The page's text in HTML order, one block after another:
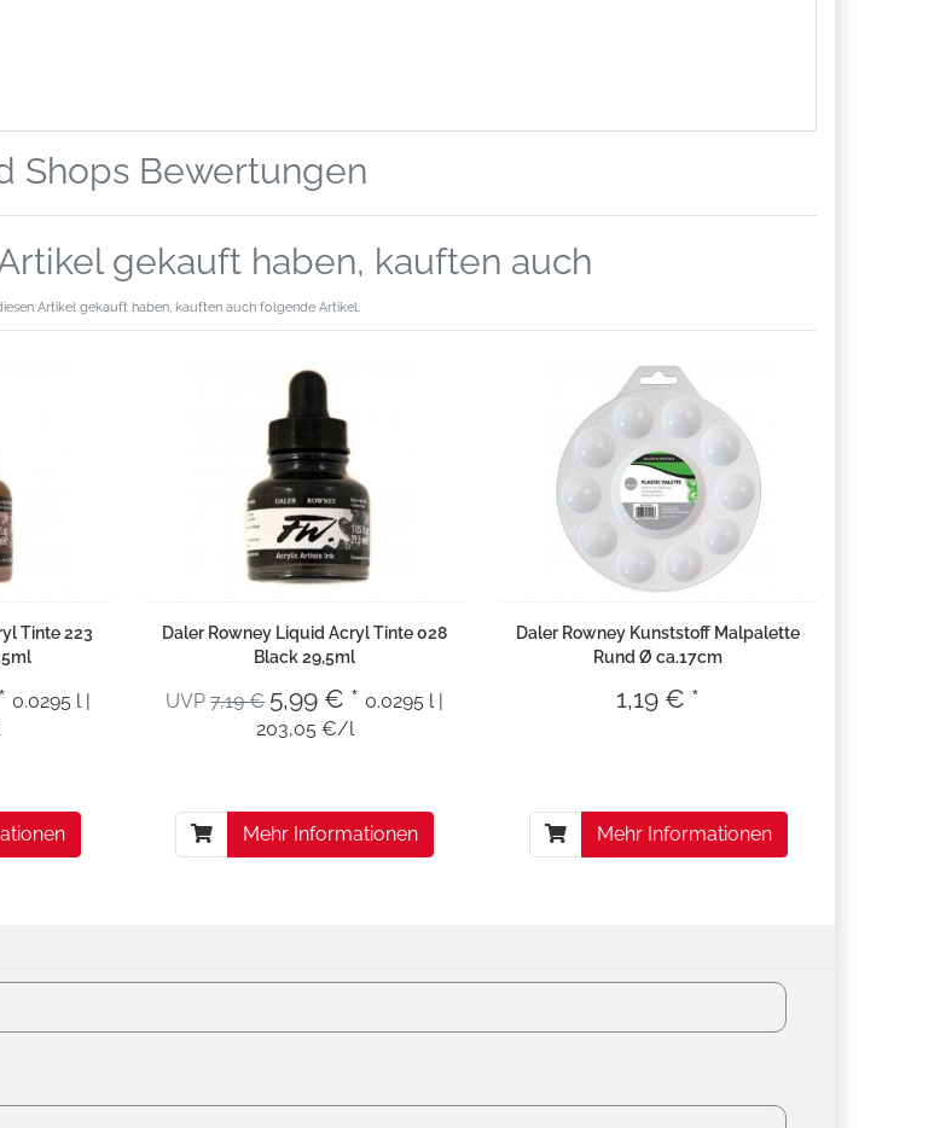
Shops Bewertungen
gekauft haben, kauften auch
Artikel gekauft haben, kauften auch folgende Artikel.
Tinte 223
0.0295 l |
Daler Rowney Liquid Acryl Tinte 028
Black 29,5ml
UVP7,19 € 5,99 € * 0.0295 l |
203,05 €/l
Mehr Informationen
Daler Rowney Kunststoff Malpalette
Rund Ø ca.17cm
1,19 € *
Mehr Informationen